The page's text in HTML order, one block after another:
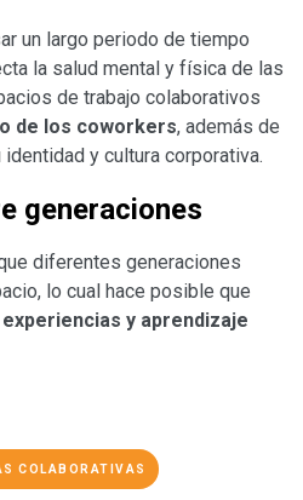
un largo periodo de tiempo
la salud mental y física de las
de trabajo colaborativos
de los coworkers, además de
y cultura corporativa.
generaciones
diferentes generaciones
lo cual hace posible que
y aprendizaje
COLABORATIVAS